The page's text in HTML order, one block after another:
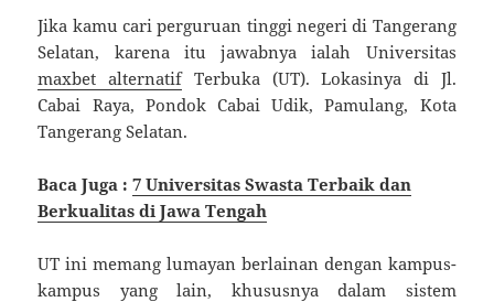
Jika kamu cari perguruan tinggi negeri di Tangerang
Selatan, karena itu jawabnya ialah Universitas
maxbet alternatifTerbuka (UT). Lokasinya di Jl.
Cabai Raya, Pondok Cabai Udik, Pamulang, Kota
Tangerang Selatan.
Baca Juga :7 Universitas Swasta Terbaik dan
Berkualitas di Jawa Tengah
UT ini memang lumayan berlainan dengan kampus-
kampus yang lain, khususnya dalam sistem